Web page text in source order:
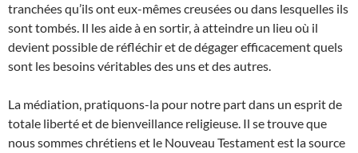
tranchées qu’ils ont eux-mêmes creusées ou dans lesquelles ils
sont tombés. Il les aide à en sortir, à atteindre un lieu où il
devient possible de réfléchir et de dégager efficacement quels
sont les besoins véritables des uns et des autres.
La médiation, pratiquons-la pour notre part dans un esprit de
totale liberté et de bienveillance religieuse. Il se trouve que
nous sommes chrétiens et le Nouveau Testament est la source